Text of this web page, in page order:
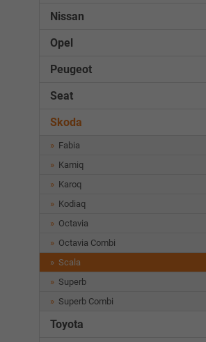
Nissan
Opel
Peugeot
Seat
Skoda
Fabia
Kamiq
Karoq
Kodiaq
Octavia
Octavia Combi
Scala
Superb
Superb Combi
Toyota